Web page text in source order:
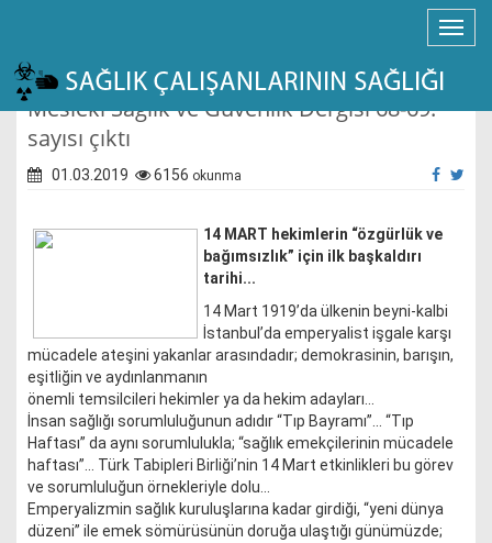
Mesleki Sağlık ve Güvenlik Dergisi 68-69.
sayısı çıktı
01.03.2019 6156 okunma
14 MART hekimlerin “özgürlük ve
bağımsızlık” için ilk başkaldırı
tarihi...
14 Mart 1919’da ülkenin beyni-kalbi
İstanbul’da emperyalist işgale karşı
mücadele ateşini yakanlar arasındadır; demokrasinin, barışın,
eşitliğin ve aydınlanmanın
önemli temsilcileri hekimler ya da hekim adayları…
İnsan sağlığı sorumluluğunun adıdır “Tıp Bayramı”... “Tıp
Haftası” da aynı sorumlulukla; “sağlık emekçilerinin mücadele
haftası”… Türk Tabipleri Birliği’nin 14 Mart etkinlikleri bu görev
ve sorumluluğun örnekleriyle dolu…
Emperyalizmin sağlık kuruluşlarına kadar girdiği, “yeni dünya
düzeni” ile emek sömürüsünün doruğa ulaştığı günümüzde;